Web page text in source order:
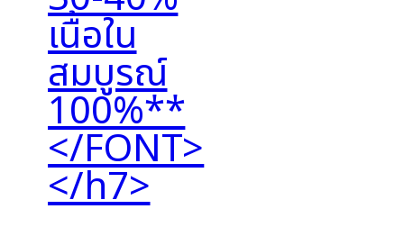
เนื้อใน
สมบูรณ์
100%**
</FONT>
</h7>